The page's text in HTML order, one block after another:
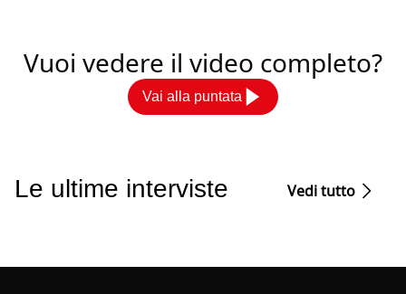
Vuoi vedere il video completo?
Vai alla puntata
Le ultime interviste Vedi tutto